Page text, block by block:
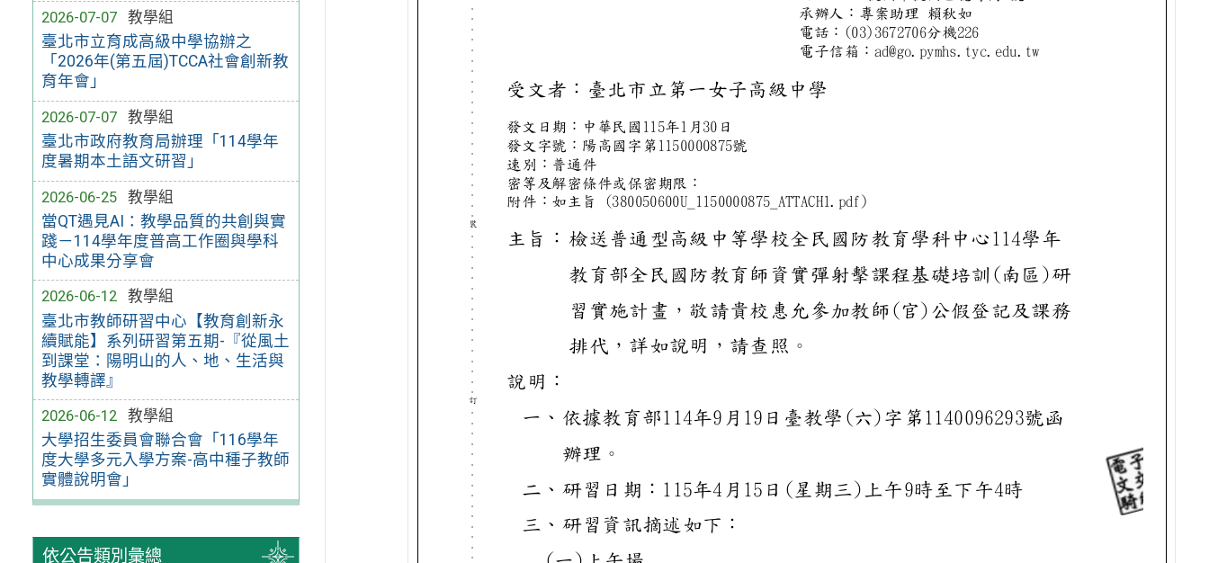
2026-07-07
教學組
臺北市立育成高級中學協辦之
「2026年(第五屆)TCCA社會創新教
育年會」
2026-07-07
教學組
臺北市政府教育局辦理「114學年
度暑期本土語文研習」
2026-06-25
教學組
當QT遇見AI：教學品質的共創與實
踐－114學年度普高工作圈與學科
中心成果分享會
2026-06-12
教學組
臺北市教師研習中心【教育創新永
續賦能】系列研習第五期-『從風土
到課堂：陽明山的人、地、生活與
教學轉譯』
2026-06-12
教學組
大學招生委員會聯合會「116學年
度大學多元入學方案-高中種子教師
實體說明會」
依公告類別彙總